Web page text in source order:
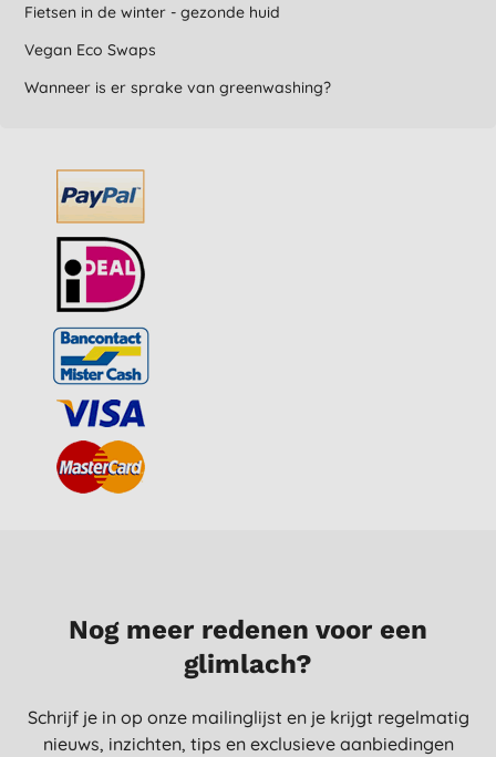
Fietsen in de winter - gezonde huid
Vegan Eco Swaps
Wanneer is er sprake van greenwashing?
Nog meer redenen voor een
glimlach?
Schrijf je in op onze mailinglijst en je krijgt regelmatig
nieuws, inzichten, tips en exclusieve aanbiedingen